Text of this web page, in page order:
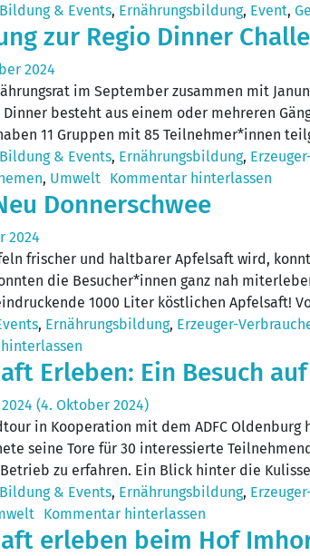
Bildung & Events, Ernährungsbildung, Event,
zur Regio Dinner
2024
im September zusammen mit
Dinner besteht aus einem oder mehreren
11 Gruppen mit 85 Teilnehmer*innen
Bildung & Events, Ernährungsbildung,
, Umwelt Kommentar hinterlassen
Donnerschwee
2024
frischer und haltbarer Apfelsaft wird,
die Besucher*innen ganz nah
1000 Liter köstlichen Apfelsaft!
, Ernährungsbildung, Erzeuger-
Erleben: Ein Besuch
(4. Oktober 2024)
in Kooperation mit dem ADFC
seine Tore für 30 interessierte
zu erfahren. Ein Blick hinter die
Bildung & Events, Ernährungsbildung,
Kommentar hinterlassen
erleben beim Hof